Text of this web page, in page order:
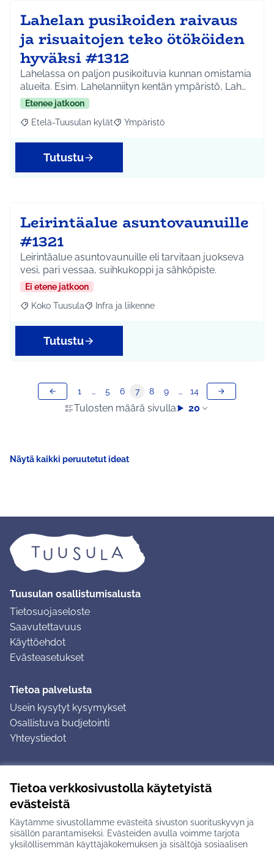
Tietoa verkkosivustolla käytetyistä
evästeistä
Käytämme sivustollamme evästeitä sivuston suorituskyvyn ja
sisällön parantamiseksi. Evästeiden avulla voimme tarjota
yksilöllisemmän käyttäjäkokemuksen ja sisältöjä sosiaalisen
Lahelan pusikoiden raivaus
ja risuaitojen teko ötököiden
hyväksi #1312
Lahelassa on paljon pusikoituvia kunnan omistamia
alueita. Esim. Lahelanniityn kentän ympäristö, Lah…
Etenee jatkoon
Rajaa tulokset aihepiirin mukaan: Etelä-Tuusulan kylät
Etelä-Tuusulan kylät Rajaa tulokset teeman mukaan:
Ympäristö
Tutustu
Leirintäalue asuntovaunuille
#1321
Leirintäalue asuntovaunuille eli tarvitaan juokseva
vesi, pari vessaa, suihkukoppi ja sähköpiste.
Ei etene jatkoon
Rajaa tulokset aihepiirin mukaan: Koko Tuusula
Koko Tuusula Rajaa tulokset teeman mukaan: Infra ja liikenne
Infra ja liikenne
Tutustu
Tulosten määrä sivulla: 20
1 … 5 6 7 8 9 … 14
Näytä kaikki peruutetut ideat
Tuusulan osallistumisalusta
Tietosuojaseloste
Saavutettavuus
Käyttöehdot
Evästeasetukset
Tietoa palvelusta
Usein kysytyt kysymykset
Osallistuva budjetointi
Yhteystiedot
Ohjeet kirjautumiseen
Ohjeet kommentin jättämiseen